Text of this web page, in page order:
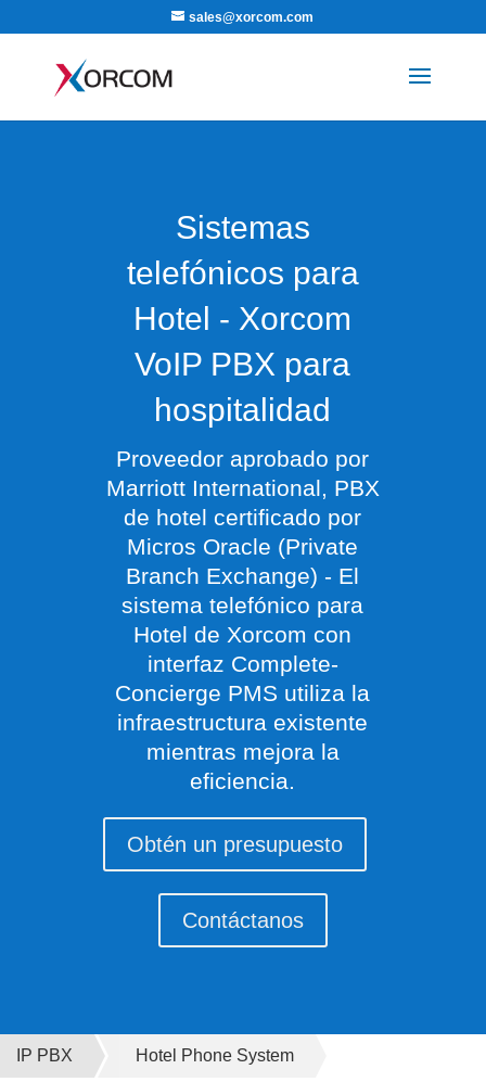
sales@xorcom.com
Sistemas
telefónicos para
Hotel - Xorcom
VoIP PBX para
hospitalidad
Proveedor aprobado por
Marriott International, PBX
de hotel certificado por
Micros Oracle (Private
Branch Exchange) - El
sistema telefónico para
Hotel de Xorcom con
interfaz Complete-
Concierge PMS utiliza la
infraestructura existente
mientras mejora la
eficiencia.
Obtén un presupuesto
Contáctanos
IP PBX Hotel Phone System